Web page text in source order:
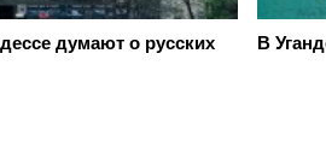
думают о русских В